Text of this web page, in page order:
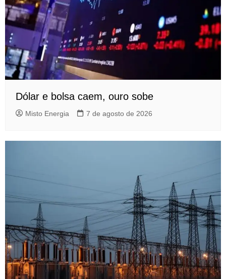
Dólar e bolsa caem, ouro sobe
Misto Energia 7 de agosto de 2026